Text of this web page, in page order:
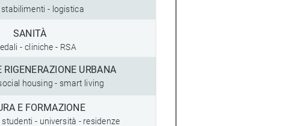
- logistica
SANITÀ
- cliniche - RSA
E RIGENERAZIONE URBANA
housing - smart living
E FORMAZIONE
studenti - università - residenze